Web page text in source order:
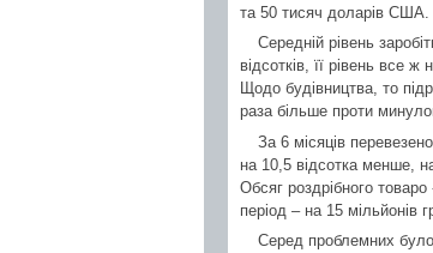
та 50 тисяч доларів США.
Середній рівень
відсотків, її рівень все
Щодо будівництва, то
раза більше проти
За 6 місяців
на 10,5 відсотка менше,
Обсяг роздрібного
період – на 15 мільйонів
Серед проблемних